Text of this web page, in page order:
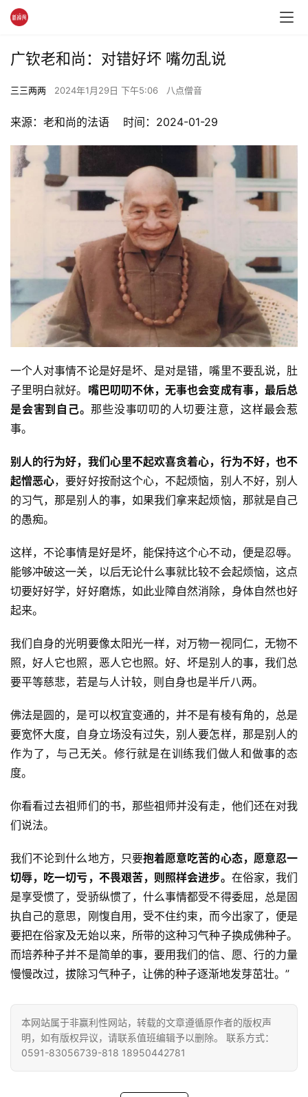
资
讯
八
点
僧
音
高
访
谈
广钦老和尚：对错好坏 嘴勿乱说
三三两两 2024年1月29日 下午5:06 八点僧音
来源：老和尚的法语    时间：2024-01-29
一个人对事情不论是好是坏、是对是错，嘴里不要乱说，肚
子里明白就好。 嘴巴叨叨不休，无事也会变成有事，最后总
是会害到自己。那些没事叨叨的人切要注意，这样最会惹
事。
别人的行为好，我们心里不起欢喜贪着心，行为不好，也不
起憎恶心，要好好按耐这个心，不起烦恼，别人不好，别人
的习气，那是别人的事，如果我们拿来起烦恼，那就是自己
的愚痴。
这样，不论事情是好是坏，能保持这个心不动，便是忍辱。
能够冲破这一关，以后无论什么事就比较不会起烦恼，这点
切要好好学，好好磨炼，如此业障自然消除，身体自然也好
起来。
我们自身的光明要像太阳光一样，对万物一视同仁，无物不
照，好人它也照，恶人它也照。好、坏是别人的事，我们总
要平等慈悲，若是与人计较，则自身也是半斤八两。
佛法是圆的，是可以权宜变通的，并不是有棱有角的，总是
要宽怀大度，自身立场没有过失，别人要怎样，那是别人的
作为了，与己无关。修行就是在训练我们做人和做事的态
度。
你看看过去祖师们的书，那些祖师并没有走，他们还在对我
们说法。
我们不论到什么地方，只要抱着愿意吃苦的心态，愿意忍一
切辱，吃一切亏，不畏艰苦，则照样会进步。 在俗家，我们
是享受惯了，受骄纵惯了，什么事情都受不得委屈，总是固
执自己的意思，刚愎自用，受不住约束，而今出家了，便是
要把在俗家及无始以来，所带的这种习气种子换成佛种子。
而培养种子并不是简单的事，要用我们的信、愿、行的力量
慢慢改过，拔除习气种子，让佛的种子逐渐地发芽茁壮。”
本网站属于非赢利性网站，转载的文章遵循原作者的版权声
明，如有版权异议，请联系值班编辑予以删除。 联系方式：
0591-83056739-818 18950442781